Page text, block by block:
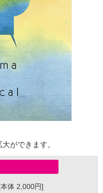
ができます。
体 2,000円]